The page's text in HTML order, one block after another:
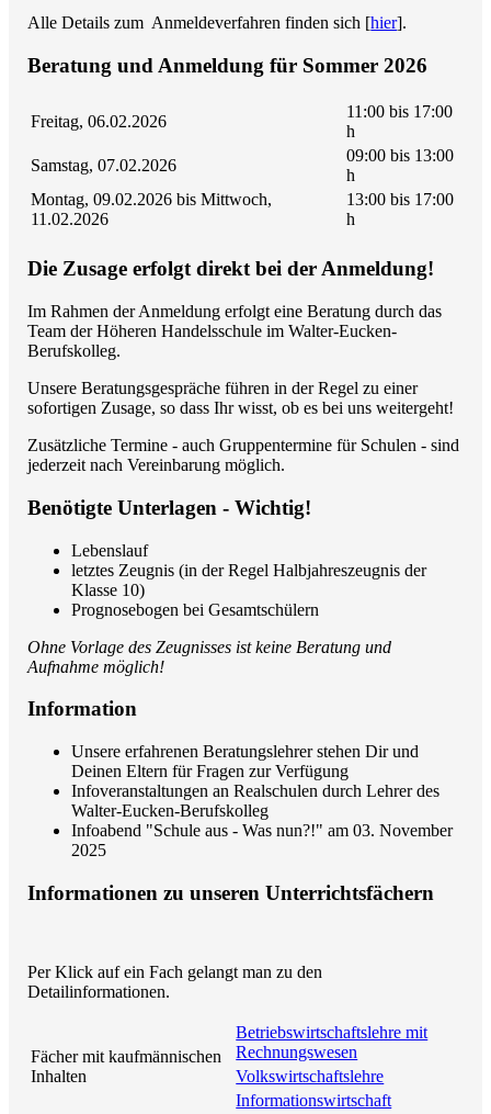
Alle Details zum Anmeldeverfahren finden sich [hier].
Beratung und Anmeldung für Sommer 2026
Freitag, 06.02.2026
11:00 bis 17:00
h
Samstag, 07.02.2026
09:00 bis 13:00
h
Montag, 09.02.2026 bis Mittwoch,
11.02.2026
13:00 bis 17:00
h
Die Zusage erfolgt direkt bei der Anmeldung!
Im Rahmen der Anmeldung erfolgt eine Beratung durch das
Team der Höheren Handelsschule im Walter-Eucken-
Berufskolleg.
Unsere Beratungsgespräche führen in der Regel zu einer
sofortigen Zusage, so dass Ihr wisst, ob es bei uns weitergeht!
Zusätzliche Termine - auch Gruppentermine für Schulen - sind
jederzeit nach Vereinbarung möglich.
Benötigte Unterlagen - Wichtig!
Lebenslauf
letztes Zeugnis (in der Regel Halbjahreszeugnis der
Klasse 10)
Prognosebogen bei Gesamtschülern
Ohne Vorlage des Zeugnisses ist keine Beratung und
Aufnahme möglich!
Information
Unsere erfahrenen Beratungslehrer stehen Dir und
Deinen Eltern für Fragen zur Verfügung
Infoveranstaltungen an Realschulen durch Lehrer des
Walter-Eucken-Berufskolleg
Infoabend "Schule aus - Was nun?!" am 03. November
2025
Informationen zu unseren Unterrichtsfächern
Per Klick auf ein Fach gelangt man zu den
Detailinformationen.
Fächer mit kaufmännischen
Inhalten
Betriebswirtschaftslehre mit
Rechnungswesen
Volkswirtschaftslehre
Informationswirtschaft